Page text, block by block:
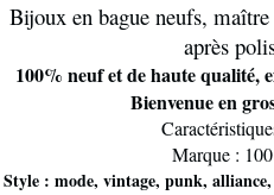
Bijoux en bague neufs,
après
100% neuf et de haute
Bienvenue en
Marque :
Style : mode, vintage, punk,